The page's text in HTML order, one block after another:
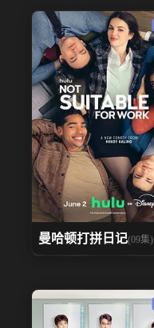
曼哈顿打拼日记(09集)